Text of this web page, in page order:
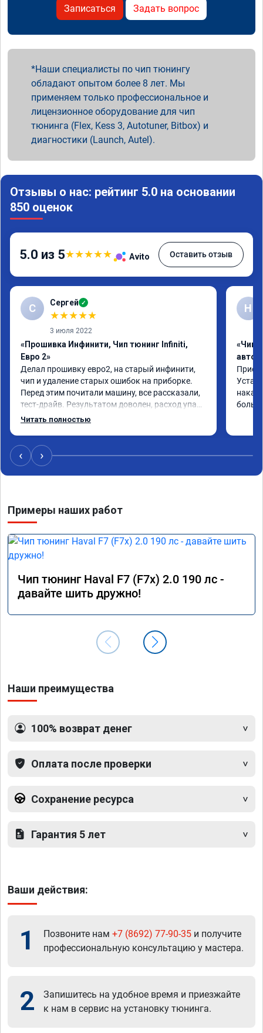
Записаться Задать вопрос
Наши специалисты по чип тюнингу
обладают опытом более 8 лет. Мы
применяем только профессиональное и
лицензионное оборудование для чип
тюнинга (Flex, Kess 3, Autotuner, Bitbox) и
диагностики (Launch, Autel).
Отзывы о нас: рейтинг 5.0 на основании
850 оценок
5.0 из 5★★★★★ Avito Оставить отзыв
С Сергей ✓
★★★★★
3 июля 2022
«Прошивка Инфинити, Чип тюнинг Infiniti,
Евро 2»
Делал прошивку евро2, на старый инфинити,
чип и удаление старых ошибок на приборке.
Перед этим почитали машину, все рассказали,
тест-драйв. Результатом доволен, расход упал,
машина стала еще чуть бодрее)
Читать полностью
Н
«Чип
накат
‹ ›
Примеры наших работ
Чип тюнинг Haval F7 (F7x) 2.0 190 лс -
давайте шить дружно!
Наши преимущества
100% возврат денег
Оплата после проверки
Сохранение ресурса
Гарантия 5 лет
Ваши действия:
1 Позвоните нам +7 (8692) 77-90-35 и получите
профессиональную консультацию у мастера.
2
Запишитесь на удобное время и приезжайте
к нам в сервис на установку тюнинга.